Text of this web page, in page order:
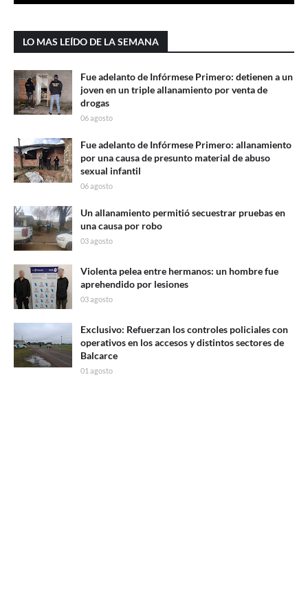
LO MAS LEÍDO DE LA SEMANA
Fue adelanto de Infórmese Primero: detienen a un
joven en un triple allanamiento por venta de
drogas
06 agosto
Fue adelanto de Infórmese Primero: allanamiento
por una causa de presunto material de abuso
sexual infantil
06 agosto
Un allanamiento permitió secuestrar pruebas en
una causa por robo
03 agosto
Violenta pelea entre hermanos: un hombre fue
aprehendido por lesiones
03 agosto
Exclusivo: Refuerzan los controles policiales con
operativos en los accesos y distintos sectores de
Balcarce
01 agosto